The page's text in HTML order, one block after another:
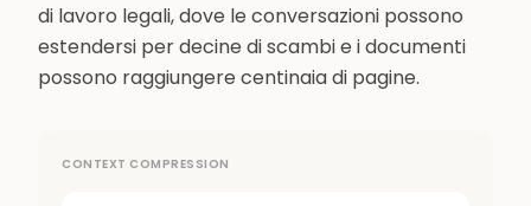
di lavoro legali, dove le conversazioni possono
estendersi per decine di scambi e i documenti
possono raggiungere centinaia di pagine.
CONTEXT COMPRESSION